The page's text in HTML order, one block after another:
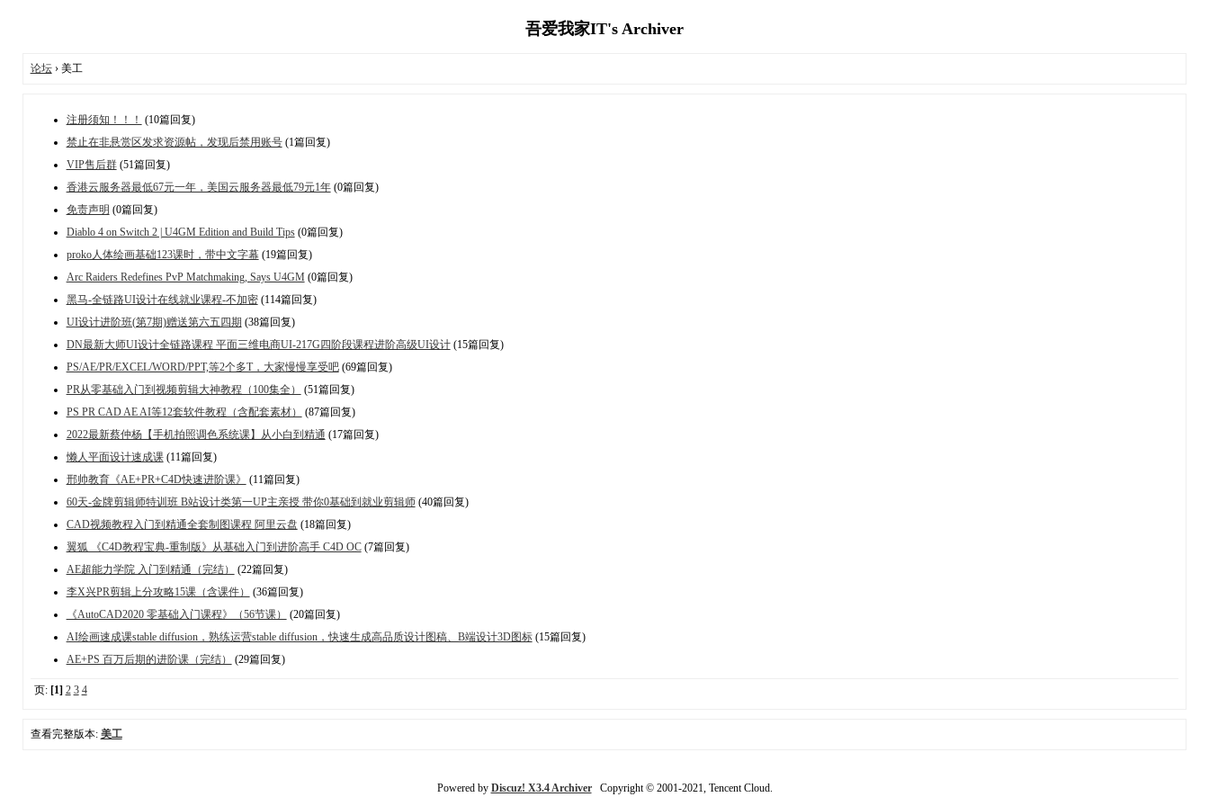
吾爱我家IT's Archiver
论坛› 美工
注册须知！！！ (10篇回复)
禁止在非悬赏区发求资源帖，发现后禁用账号(1篇回复)
VIP售后群(51篇回复)
香港云服务器最低67元一年，美国云服务器最低79元1年(0篇回复)
免责声明 (0篇回复)
Diablo 4 on Switch 2 | U4GM Edition and Build Tips(0篇回复)
proko人体绘画基础123课时，带中文字幕(19篇回复)
Arc Raiders Redefines PvP Matchmaking, Says U4GM (0篇回复)
黑马-全链路UI设计在线就业课程-不加密(114篇回复)
UI设计进阶班(第7期)赠送第六五四期 (38篇回复)
DN最新大师UI设计全链路课程 平面三维电商UI-217G四阶段课程进阶高级UI设计(15篇回复)
PS/AE/PR/EXCEL/WORD/PPT,等2个多T，大家慢慢享受吧(69篇回复)
PR从零基础入门到视频剪辑大神教程（100集全）
(51篇回复)
PS PR CAD AE AI等12套软件教程（含配套素材）
(87篇回复)
2022最新蔡仲杨【手机拍照调色系统课】从小白到精通 (17篇回复)
懒人平面设计速成课(11篇回复)
邢帅教育《AE+PR+C4D快速进阶课》
(11篇回复)
60天-金牌剪辑师特训班 B站设计类第一UP主亲授 带你0基础到就业剪辑师(40篇回复)
CAD视频教程入门到精通全套制图课程 阿里云盘 (18篇回复)
翼狐 《C4D教程宝典-重制版》从基础入门到进阶高手 C4D OC(7篇回复)
AE超能力学院 入门到精通（完结）
(22篇回复)
李X兴PR剪辑上分攻略15课（含课件）
(36篇回复)
《AutoCAD2020 零基础入门课程》（56节课）
(20篇回复)
AI绘画速成课stable diffusion，​熟练运营stable diffusion，快速生成高品质设计图稿、B端设计3D图标(15篇回复)
AE+PS 百万后期的进阶课（完结）
(29篇回复)
页: [1] 2 3 4
查看完整版本: 美工
Powered by Discuz! X3.4 ArchiverCopyright © 2001-2021, Tencent Cloud.